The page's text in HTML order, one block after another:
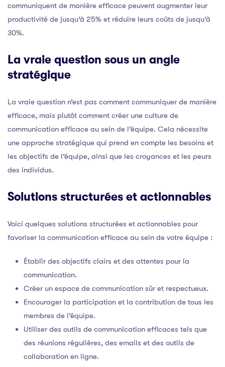
communiquent de manière efficace peuvent augmenter leur
productivité de jusqu’à 25% et réduire leurs coûts de jusqu’à
30%.
La vraie question sous un angle
stratégique
La vraie question n’est pas comment communiquer de manière
efficace, mais plutôt comment créer une culture de
communication efficace au sein de l’équipe. Cela nécessite
une approche stratégique qui prend en compte les besoins et
les objectifs de l’équipe, ainsi que les croyances et les peurs
des individus.
Solutions structurées et actionnables
Voici quelques solutions structurées et actionnables pour
favoriser la communication efficace au sein de votre équipe :
Établir des objectifs clairs et des attentes pour la
communication.
Créer un espace de communication sûr et respectueux.
Encourager la participation et la contribution de tous les
membres de l’équipe.
Utiliser des outils de communication efficaces tels que
des réunions régulières, des emails et des outils de
collaboration en ligne.